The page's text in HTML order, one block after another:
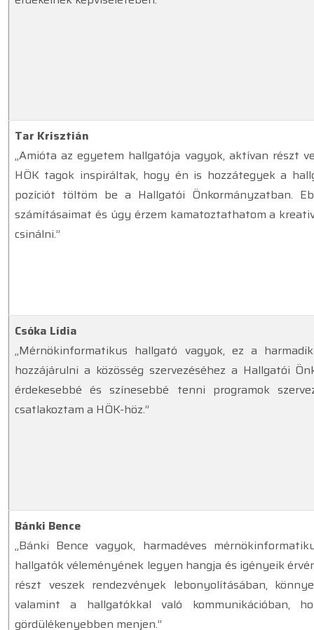
Tar Krisztián
„Amióta az egyetem hallgatója vagyok, aktívan részt
HÖK tagok inspiráltak, hogy én is hozzátegyek a
pozíciót töltöm be a Hallgatói Önkormányzatban.
számításaimat és úgy érzem kamatoztathatom a
csinálni.”
Csóka Lídia
„Mérnökinformatikus hallgató vagyok, ez a
hozzájárulni a közösség szervezéséhez a Hallgatói
érdekesebbé és színesebbé tenni programok
csatlakoztam a HÖK-höz.”
Bánki Bence
„Bánki Bence vagyok, harmadéves
hallgatók véleményének legyen hangja és igényeik
részt veszek rendezvények lebonyolításában,
valamint a hallgatókkal való kommunikációban,
gördülékenyebben menjen.”